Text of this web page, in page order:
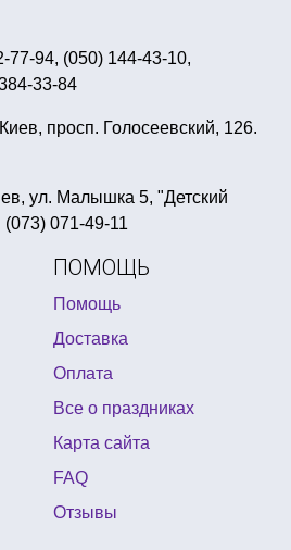
вечеринки
на 14 февраля
куклы хэллоуин
день влюбленных
киев
декор
робокар поли
в стиле психбольница
гавайские вечеринки
украине
бумажные
тарелки
77-94, (050) 144-43-10,
33-84
Киев, просп. Голосеевский, 126.
ул. Малышка 5, "Детский
(073) 071-49-11
ПОМОЩЬ
Помощь
Доставка
Оплата
Все о праздниках
Карта сайта
FAQ
Отзывы